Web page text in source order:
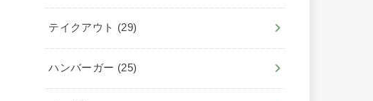
テイクアウト (29)
ハンバーガー (25)